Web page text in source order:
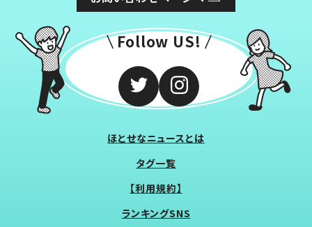
Follow US!
ほとせなニュースとは
タグ一覧
【利用規約】
ランキングSNS